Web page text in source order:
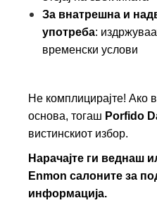
За внатрешна и
употреба:
временски услови
Не комплицирајте! Ако
основа, тогаш Porfido
вистинскиот избор.
Нарачајте ги веднаш
Enmon салоните за
информација.